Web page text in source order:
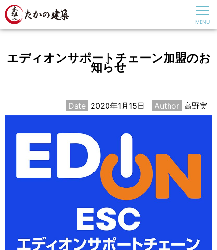
エディオンサポートチェーン加盟のお
知らせ
Date 2020年1月15日 Author 高野実